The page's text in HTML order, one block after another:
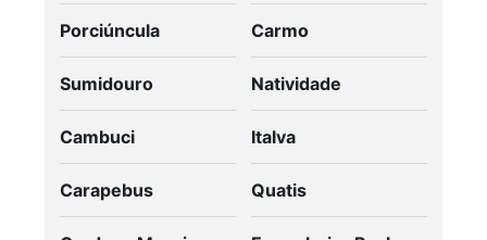
Porciúncula Carmo
Sumidouro Natividade
Cambuci Italva
Carapebus Quatis